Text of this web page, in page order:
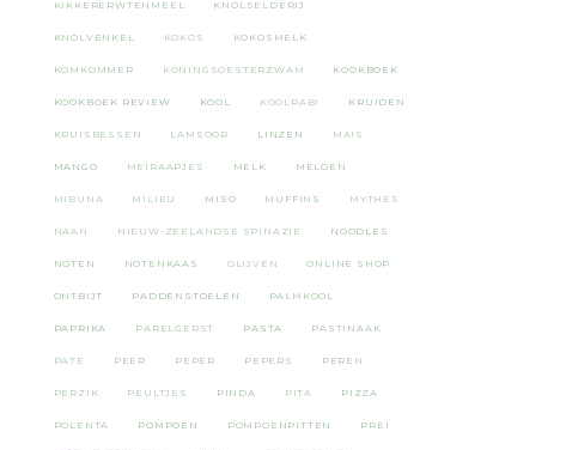
KIKKERERWTENMEEL KNOLSELDERIJ
KNOLVENKEL KOKOS KOKOSMELK
KOMKOMMER KONINGSOESTERZWAM KOOKBOEK
KOOKBOEK REVIEW KOOL KOOLRABI KRUIDEN
KRUISBESSEN LAMSOOR LINZEN MAIS
MANGO MEIRAAPJES MELK MELOEN
MIBUNA MILIEU MISO MUFFINS MYTHES
NAAN NIEUW-ZEELANDSE SPINAZIE NOODLES
NOTEN NOTENKAAS OLIJVEN ONLINE SHOP
ONTBIJT PADDENSTOELEN PALMKOOL
PAPRIKA PARELGERST PASTA PASTINAAK
PATE PEER PEPER PEPERS PEREN
PERZIK PEULTJES PINDA PITA PIZZA
POLENTA POMPOEN POMPOENPITTEN PREI